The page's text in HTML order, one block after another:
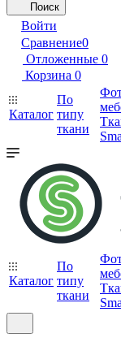
Поиск
Войти
Сравнение0
Отложенные 0
Корзина 0
Каталог
По
типу
ткани
Каталог
По
типу
ткани